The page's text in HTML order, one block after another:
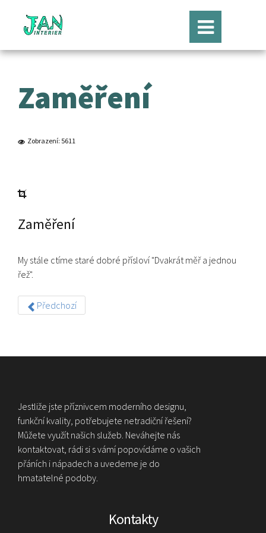
Zaměření
Zobrazení: 5611
Zaměření
My stále ctíme staré dobré přísloví "Dvakrát měř a jednou
řež".
Předchozí
Jestliže jste příznivcem moderního designu,
funkční kvality, potřebujete netradiční řešení?
Můžete využít našich služeb. Neváhejte nás
kontaktovat, rádi si s vámí popovídáme o vašich
přáních i nápadech a uvedeme je do
hmatatelné podoby.
Kontakty